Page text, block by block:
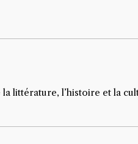
littérature, l’histoire et la